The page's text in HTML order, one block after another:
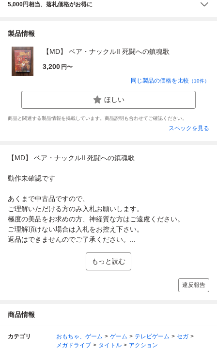
5,000円相当、落札価格がお得に
製品情報
【MD】 ベア・ナックルII 死闘への鎮魂歌
3,200 円〜
同じ製品の価格を比較 （10件）
ほしい
商品と関連する製品情報を掲載しています。商品説明も合わせてご確認ください。
スペックを見る
【MD】 ベア・ナックルII 死闘への鎮魂歌
動作未確認です
あくまで中古品ですので、
ご理解いただける方のみ入札お願いします。
極度の美品をお求めの方、神経質な方はご遠慮ください。
ご理解頂けない場合は入札をお控え下さい。
返品はできませんのでご了承ください。...
もっと読む
違反報告
商品情報
カテゴリ おもちゃ、ゲーム ゲーム テレビゲーム
セガ
メガドライブ
タイトル アクション